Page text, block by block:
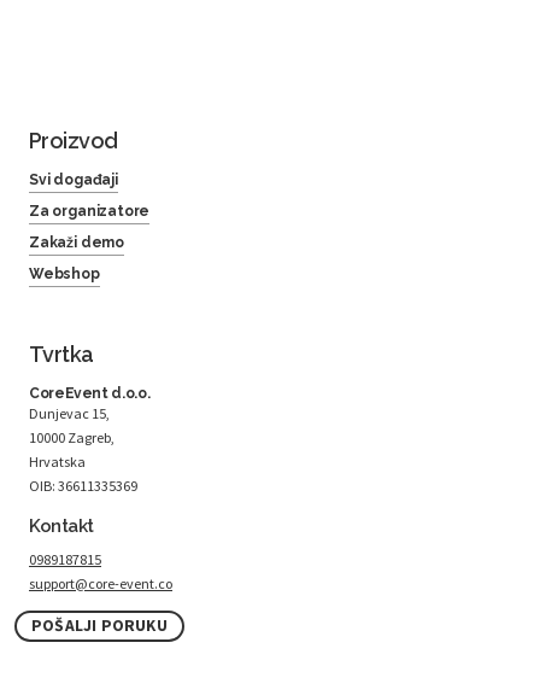
Proizvod
Svi događaji
Za organizatore
Zakaži demo
Webshop
Tvrtka
CoreEvent d.o.o.
Dunjevac 15,
10000 Zagreb,
Hrvatska
OIB: 36611335369
Kontakt
0989187815
support@core-event.co
POŠALJI PORUKU